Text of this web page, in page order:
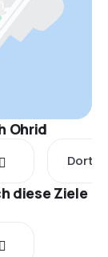
Ohrid
diese Ziele